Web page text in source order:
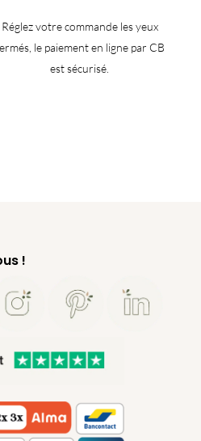
Réglez votre commande les yeux
le paiement en ligne par CB
est sécurisé.
!